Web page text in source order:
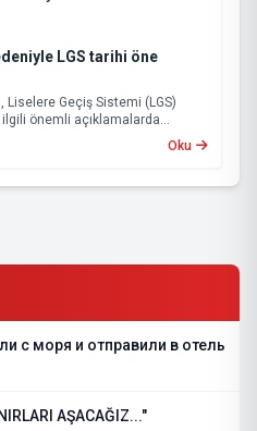
LGS tarihi öne
Liselere Geçiş Sistemi (LGS)
ilgili önemli açıklamalarda
Oku
с моря и отправили в отель
AŞACAĞIZ..."